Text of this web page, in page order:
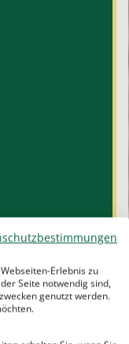
Erlebnis zu
Seite notwendig sind,
genutzt werden.